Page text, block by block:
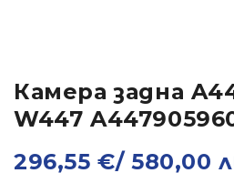
Камера задна
W447
296,55€/ 580,00